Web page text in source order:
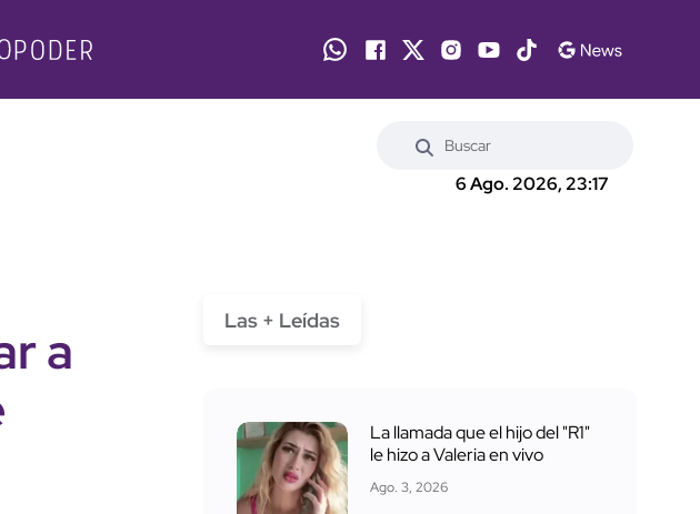
6 Ago. 2026, 23:17
a
Las + Leídas
La llamada que el hijo del "R1"
le hizo a Valeria en vivo
Ago. 3, 2026